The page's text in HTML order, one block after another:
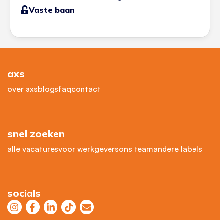
Vaste baan
axs
over axsblogsfaqcontact
snel zoeken
alle vacaturesvoor werkgeversons teamandere labels
socials